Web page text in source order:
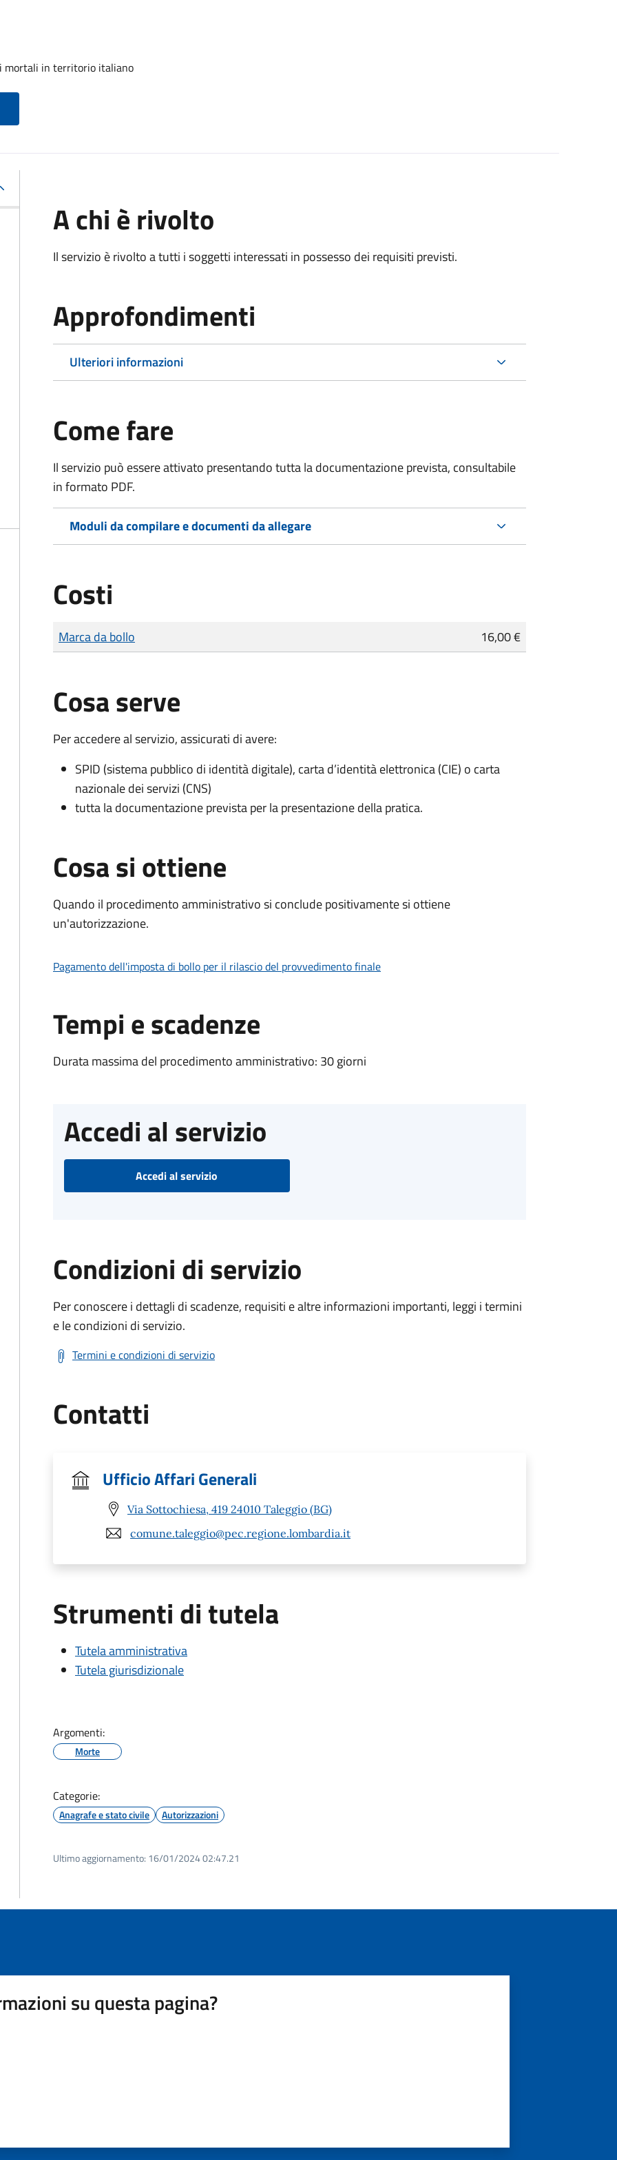
mortali in territorio italiano
A chi è rivolto
Il servizio è rivolto a tutti i soggetti interessati in possesso dei requisiti previsti.
Approfondimenti
Ulteriori informazioni
Come fare
Il servizio può essere attivato presentando tutta la documentazione prevista, consultabile
in formato PDF.
Moduli da compilare e documenti da allegare
Costi
Tipo di pagamento
Importo
Marca da bollo 16,00 €
Cosa serve
Per accedere al servizio, assicurati di avere:
SPID (sistema pubblico di identità digitale), carta d’identità elettronica (CIE) o carta
nazionale dei servizi (CNS)
tutta la documentazione prevista per la presentazione della pratica.
Cosa si ottiene
Quando il procedimento amministrativo si conclude positivamente si ottiene
un'autorizzazione.
Pagamento dell'imposta di bollo per il rilascio del provvedimento finale
Tempi e scadenze
Durata massima del procedimento amministrativo: 30 giorni
Accedi al servizio
Accedi al servizio
Condizioni di servizio
Per conoscere i dettagli di scadenze, requisiti e altre informazioni importanti, leggi i termini
e le condizioni di servizio.
Termini e condizioni di servizio
Contatti
Ufficio Affari Generali
Via Sottochiesa, 419 24010 Taleggio (BG)
comune.taleggio@pec.regione.lombardia.it
Strumenti di tutela
Tutela amministrativa
Tutela giurisdizionale
Argomenti:
Morte
Categorie:
Anagrafe e stato civile Autorizzazioni
Ultimo aggiornamento: 16/01/2024 02:47.21
su questa pagina?